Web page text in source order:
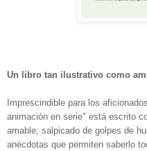
Un libro tan ilustrativo como
Imprescindible para los
animación en serie" está escrito
amable, salpicado de golpes de
anécdotas que permiten saberlo